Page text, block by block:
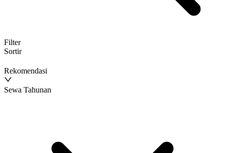
Filter
Sortir
Rekomendasi
Sewa Tahunan